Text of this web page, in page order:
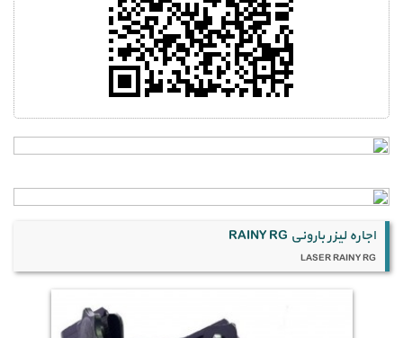
اجاره لیزر بارونی RAINY RG
LASER RAINY RG